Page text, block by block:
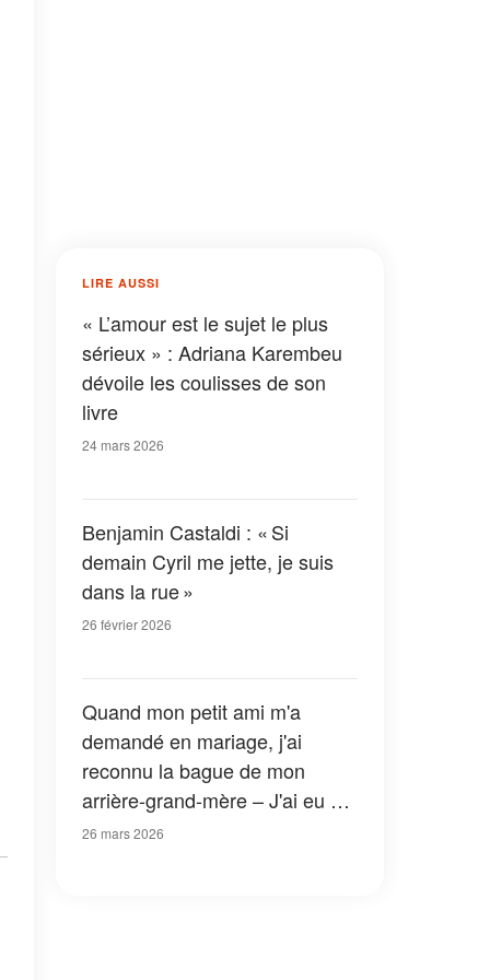
LIRE AUSSI
« L’amour est le sujet le plus
sérieux » : Adriana Karembeu
dévoile les coulisses de son
livre
24 mars 2026
Benjamin Castaldi : « Si
demain Cyril me jette, je suis
dans la rue »
26 février 2026
Quand mon petit ami m'a
demandé en mariage, j'ai
reconnu la bague de mon
arrière-grand-mère – J'ai eu un
choc, car cette bague avait été
26 mars 2026